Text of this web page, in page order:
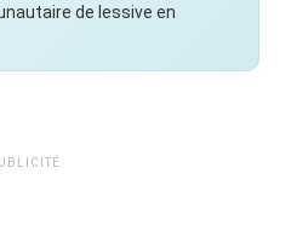
de lessive en